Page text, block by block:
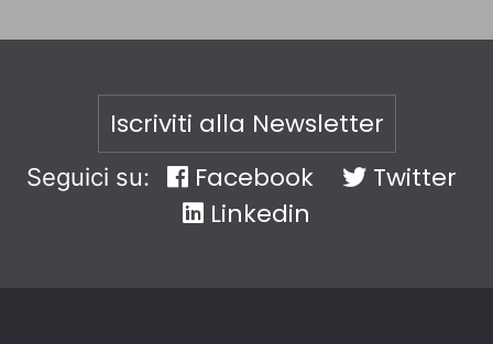
Iscriviti alla Newsletter
Seguici su: Facebook
Twitter
Linkedin